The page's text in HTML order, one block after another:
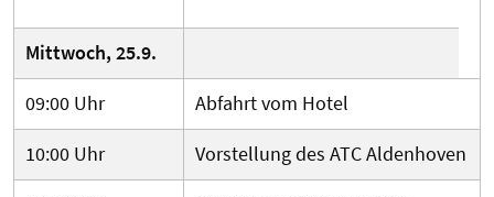
Mittwoch, 25.9.
09:00 Uhr
Abfahrt vom Hotel
10:00 Uhr
Vorstellung des ATC Aldenhoven